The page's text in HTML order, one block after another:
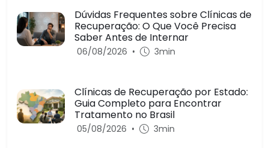
Dúvidas Frequentes sobre Clínicas de
Recuperação: O Que Você Precisa
Saber Antes de Internar
06/08/2026 • 3min
Clínicas de Recuperação por Estado:
Guia Completo para Encontrar
Tratamento no Brasil
05/08/2026 • 3min